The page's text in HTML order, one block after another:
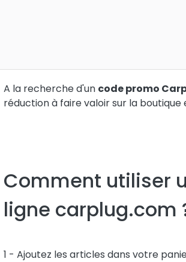
A la recherche d'un code promo
réduction à faire valoir sur la
Comment utiliser
ligne carplug.com
1 - Ajoutez les articles dans votre